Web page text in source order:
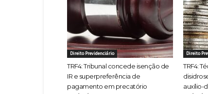
Direito Previdenciário
TRF4: Tribunal concede isenção de
IR e superpreferência de
pagamento em precatório
Direito
TRF4:
auxílio-